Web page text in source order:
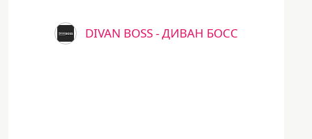
DIVAN BOSS - ДИВАН БОСС